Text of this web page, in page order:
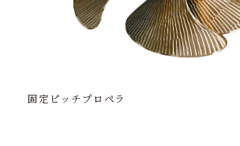
固定ピッチプロペラ